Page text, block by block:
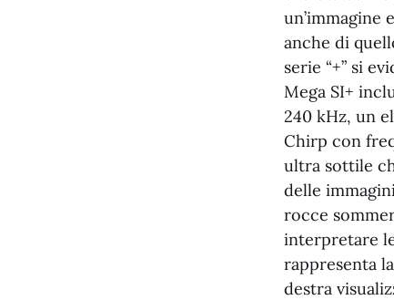
un’immagine
anche di
serie “+” si
Mega SI+
240 kHz, un
Chirp con
ultra sottile
delle
rocce
interpretare
rappresenta
destra